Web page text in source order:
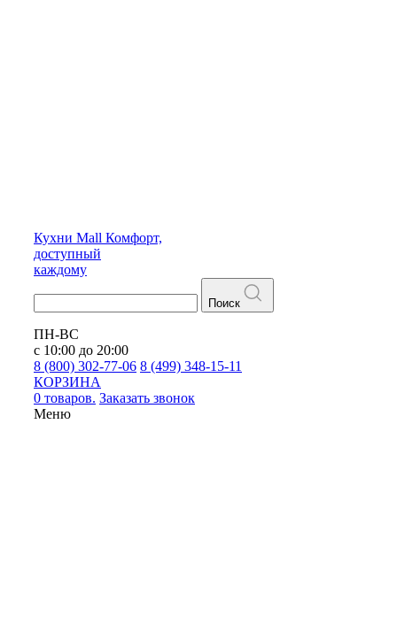
Кухни Mall Комфорт,
доступный
каждому
Поиск
ПН-ВС
с 10:00 до 20:00
8 (800) 302-77-06 8 (499) 348-15-11
КОРЗИНА
0 товаров. Заказать звонок
Меню